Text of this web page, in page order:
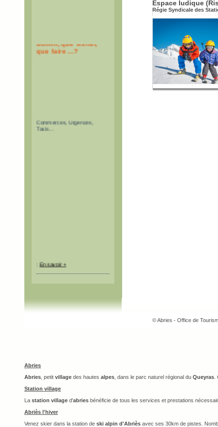
que faire ...?
Commerces, Urgences,
Taxis...
Espace ludique
Régie Syndicale des
© Abries - Office de
Abries
Abries , petit village des hautes alpes , dans le parc naturel régional du Queyras
Station village
La station village d'abries bénéficie de tous les services et prestations
Abriès l'hiver
Venez skier dans la station de ski alpin d'Abriès avec ses 30km de pistes.